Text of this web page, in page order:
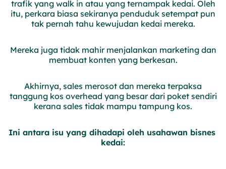
trafik yang walk in atau yang ternampak kedai. Oleh
itu, perkara biasa sekiranya penduduk setempat pun
tak pernah tahu kewujudan kedai mereka.
Mereka juga tidak mahir menjalankan marketing dan
membuat konten yang berkesan.
Akhirnya, sales merosot dan mereka terpaksa
tanggung kos overhead yang besar dari poket sendiri
kerana sales tidak mampu tampung kos.
Ini antara isu yang dihadapi oleh usahawan bisnes
kedai: